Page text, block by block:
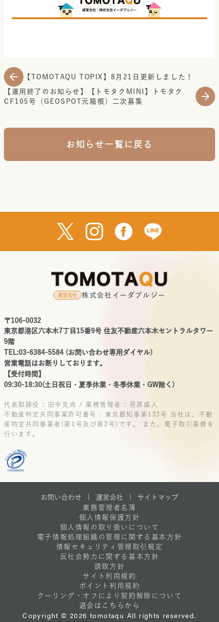
【TOMOTAQU TOPIX】8月21日更新しました！
【運用終了のお知らせ】【トモタクMINI】トモタク
CF105号（GEOSPOT元箱根）二次募集
お知らせ一覧に戻る
運営会社 株式会社イーダブルジー
〒106-0032
東京都港区六本木7丁目15番9号 住友不動産六本木セントラルタワー
9階
TEL:03-6384-5584 (お問い合わせ専用ダイヤル)
営業電話はお断りしております。
【受付時間】
09:30-18:30(土日祝日・夏季休業・冬季休業・GW除く)
代表取締役 : 田中克尚 / 業務管理者 : 荏原盛人
不動産特定共同事業許可番号 : 東京都知事第133号
当社は、不動
産特定共同事業者(第1号及び第2号)です。
また、電子取引業務を
行います。
お問い合わせ | 運営会社
サイトマップ
業務管理者名簿
個人情報保護方針
個人情報の取り扱いについて
電子情報処理組織の管理に関する基本方針
情報セキュリティ管理取引規定
反社会勢力に関する基本方針
誘致方針
サイト利用規約
ポイント利用規約
クーリング・オフにより契約解除について
退会はこちらから
Copyright © 2026 tomotaqu All rights reserved.